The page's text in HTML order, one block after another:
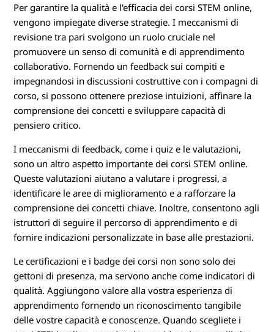
Per garantire la qualità e l'efficacia dei corsi STEM online,
vengono impiegate diverse strategie. I meccanismi di
revisione tra pari svolgono un ruolo cruciale nel
promuovere un senso di comunità e di apprendimento
collaborativo. Fornendo un feedback sui compiti e
impegnandosi in discussioni costruttive con i compagni di
corso, si possono ottenere preziose intuizioni, affinare la
comprensione dei concetti e sviluppare capacità di
pensiero critico.
I meccanismi di feedback, come i quiz e le valutazioni,
sono un altro aspetto importante dei corsi STEM online.
Queste valutazioni aiutano a valutare i progressi, a
identificare le aree di miglioramento e a rafforzare la
comprensione dei concetti chiave. Inoltre, consentono agli
istruttori di seguire il percorso di apprendimento e di
fornire indicazioni personalizzate in base alle prestazioni.
Le certificazioni e i badge dei corsi non sono solo dei
gettoni di presenza, ma servono anche come indicatori di
qualità. Aggiungono valore alla vostra esperienza di
apprendimento fornendo un riconoscimento tangibile
delle vostre capacità e conoscenze. Quando scegliete i